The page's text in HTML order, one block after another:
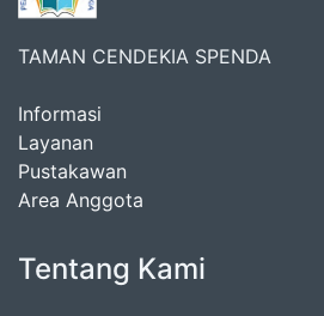
TAMAN CENDEKIA SPENDA
Informasi
Layanan
Pustakawan
Area Anggota
Tentang Kami